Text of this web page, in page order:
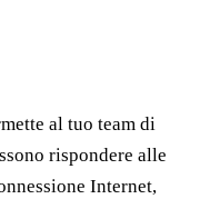
al tuo team di
rispondere alle
Internet,